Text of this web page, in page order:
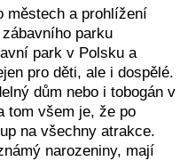
městech a prohlížení
parku
park v Polsku a
pro děti, ale i dospělé.
dům nebo i tobogán v
tom všem je, že po
na všechny atrakce.
narozeniny, mají